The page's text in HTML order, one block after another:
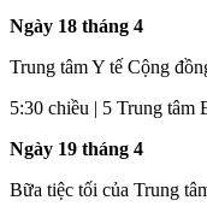
Ngày 18 tháng 4
Trung tâm Y tế Cộng
5:30 chiều | 5 Trung tâm
Ngày 19 tháng 4
Bữa tiệc tối của Trung